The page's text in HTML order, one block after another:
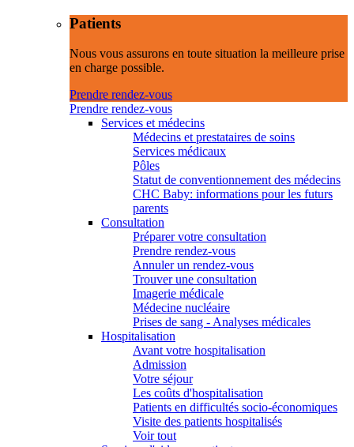
Patients
Nous vous assurons en toute situation la meilleure prise
en charge possible.
Prendre rendez-vous
Prendre rendez-vous
Services et médecins
Médecins et prestataires de soins
Services médicaux
Pôles
Statut de conventionnement des médecins
CHC Baby: informations pour les futurs
parents
Consultation
Préparer votre consultation
Prendre rendez-vous
Annuler un rendez-vous
Trouver une consultation
Imagerie médicale
Médecine nucléaire
Prises de sang - Analyses médicales
Hospitalisation
Avant votre hospitalisation
Admission
Votre séjour
Les coûts d'hospitalisation
Patients en difficultés socio-économiques
Visite des patients hospitalisés
Voir tout